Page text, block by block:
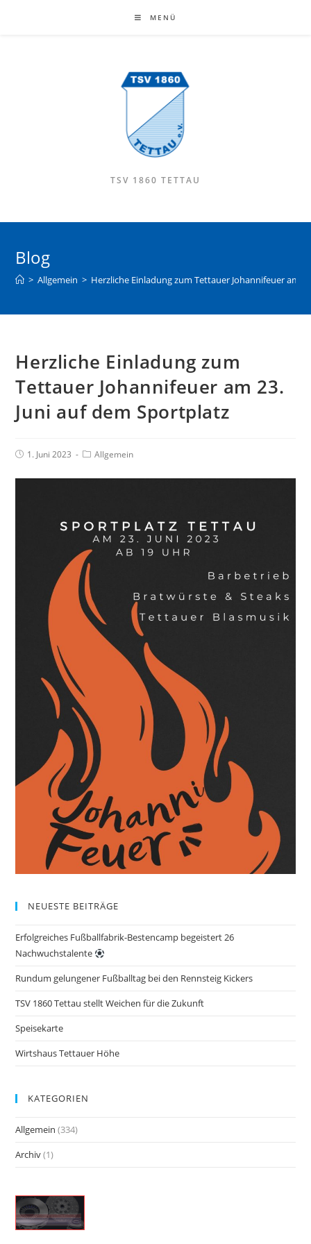
MENÜ
TSV 1860 TETTAU
Blog
> Allgemein > Herzliche Einladung zum Tettauer Johannifeuer am
Herzliche Einladung zum
Tettauer Johannifeuer am 23.
Juni auf dem Sportplatz
1. Juni 2023 Allgemein
NEUESTE BEITRÄGE
Erfolgreiches Fußballfabrik-Bestencamp begeistert 26
Nachwuchstalente
Rundum gelungener Fußballtag bei den Rennsteig Kickers
TSV 1860 Tettau stellt Weichen für die Zukunft
Speisekarte
Wirtshaus Tettauer Höhe
KATEGORIEN
Allgemein (334)
Archiv(1)